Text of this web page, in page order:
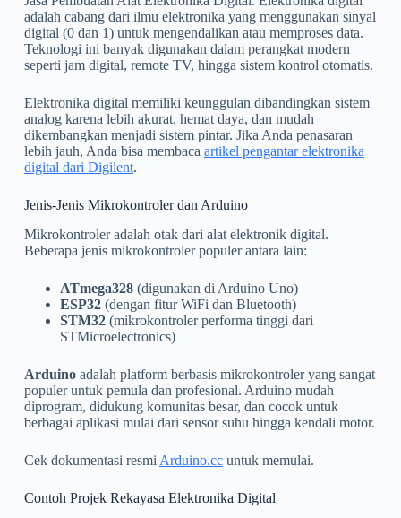
adalah cabang dari ilmu elektronika yang menggunakan sinyal
digital (0 dan 1) untuk mengendalikan atau memproses data.
Teknologi ini banyak digunakan dalam perangkat modern
seperti jam digital, remote TV, hingga sistem kontrol otomatis.
Elektronika digital memiliki keunggulan dibandingkan sistem
analog karena lebih akurat, hemat daya, dan mudah
dikembangkan menjadi sistem pintar. Jika Anda penasaran
lebih jauh, Anda bisa membaca artikel pengantar elektronika
digital dari Digilent.
Jenis-Jenis Mikrokontroler dan Arduino
Mikrokontroler adalah otak dari alat elektronik digital.
Beberapa jenis mikrokontroler populer antara lain:
ATmega328(digunakan di Arduino Uno)
ESP32(dengan fitur WiFi dan Bluetooth)
STM32(mikrokontroler performa tinggi dari
STMicroelectronics)
Arduinoadalah platform berbasis mikrokontroler yang sangat
populer untuk pemula dan profesional. Arduino mudah
diprogram, didukung komunitas besar, dan cocok untuk
berbagai aplikasi mulai dari sensor suhu hingga kendali motor.
Cek dokumentasi resmi Arduino.ccuntuk memulai.
Contoh Projek Rekayasa Elektronika Digital